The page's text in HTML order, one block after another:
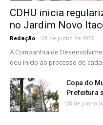
CDHU inicia
no Jardim Novo
Redação - 28 de junho de 2026
A Companhia de
deu início ao processo de
Copa do
Prefeitura
28 de junho